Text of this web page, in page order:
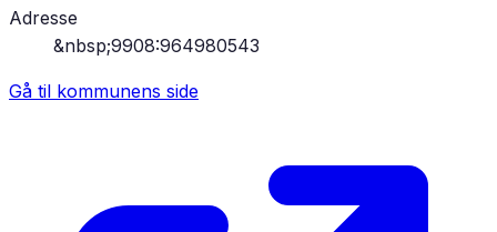
Adresse
&nbsp;9908:964980543
Gå til kommunens side